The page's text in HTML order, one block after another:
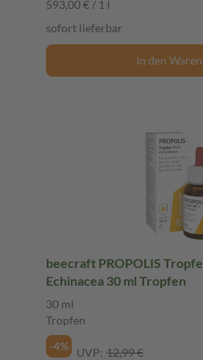
593,00 € / 1 l
sofort lieferbar
In den
beecraft PROPOLIS
Echinacea 30 ml Tropfen
30 ml
Tropfen
-4%
UVP: 12,99 €